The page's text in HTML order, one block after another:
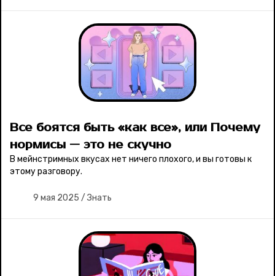
Ваши истории
Соцсети
Все боятся быть «как все», или Почему
нормисы — это не скучно
В мейнстримных вкусах нет ничего плохого, и вы готовы к
этому разговору.
9 мая 2025 / Знать